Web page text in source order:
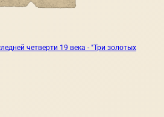
четверти 19 века - "Три золотых